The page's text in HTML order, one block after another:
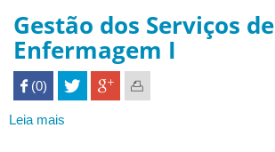
Serviços
de
Enfermagem
I
Gestão dos Serviços de
Enfermagem I
 (0)
Leia mais